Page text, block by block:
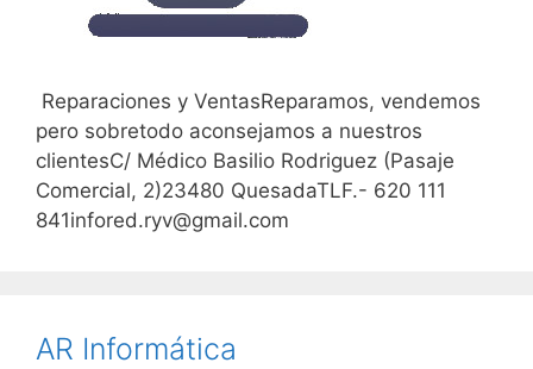
Reparaciones y VentasReparamos, vendemos
pero sobretodo aconsejamos a nuestros
clientesC/ Médico Basilio Rodriguez (Pasaje
Comercial, 2)23480 QuesadaTLF.- 620 111
841infored.ryv@gmail.com
AR Informática